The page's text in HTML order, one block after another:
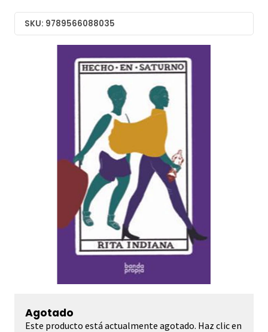
SKU: 9789566088035
Agotado
Este producto está actualmente agotado. Haz clic en